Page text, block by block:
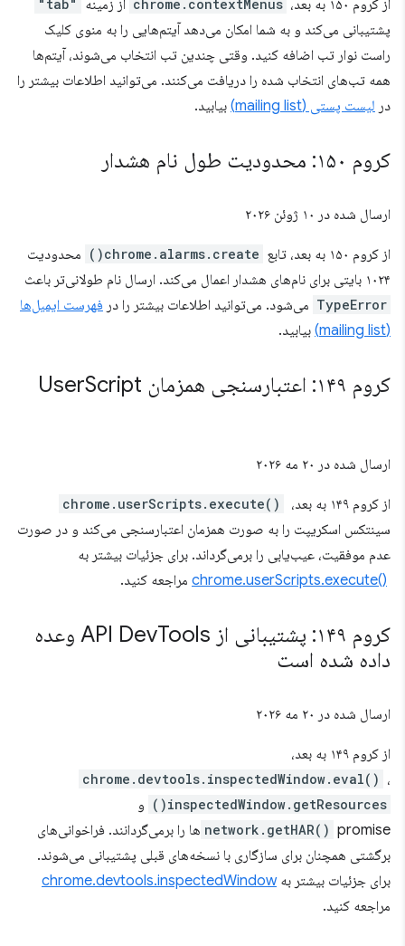
از کروم ۱۵۰ به بعد، chrome.contextMenus از زمینه "tab"
پشتیبانی می‌کند و به شما امکان می‌دهد آیتم‌هایی را به منوی کلیک
راست نوار تب اضافه کنید. وقتی چندین تب انتخاب می‌شوند، آیتم‌ها
همه تب‌های انتخاب شده را دریافت می‌کنند. می‌توانید اطلاعات بیشتر را
در لیست پستی (mailing list) بیابید.
کروم ۱۵۰: محدودیت طول نام هشدار
ارسال شده در۱۰ ژوئن ۲۰۲۶
از کروم ۱۵۰ به بعد، تابع chrome.alarms.create()
محدودیت
۱۰۲۴ بایتی برای نام‌های هشدار اعمال می‌کند. ارسال نام طولانی‌تر باعث
TypeError می‌شود. می‌توانید اطلاعات بیشتر را در فهرست ایمیل‌ها
بیابید.
کروم ۱۴۹: اعتبارسنجی همزمان User Script
ارسال شده در۲۰ مه ۲۰۲۶
از کروم ۱۴۹ به بعد، chrome.userScripts.execute()
سینتکس اسکریپت را به صورت همزمان اعتبارسنجی می‌کند و در صورت
عدم موفقیت، عیب‌یابی را برمی‌گرداند. برای جزئیات بیشتر به
chrome.userScripts.execute()
کروم ۱۴۹: پشتیبانی از API Dev
Tools وعده
داده شده است
ارسال شده در۲۰ مه ۲۰۲۶
از کروم ۱۴۹ به بعد،
chrome.devtools.inspectedWindow.eval() ،
inspectedWindow.getResources() و
network.getHAR() promiseها را برمی‌گردانند. فراخوانی‌های
برگشتی همچنان برای سازگاری با نسخه‌های قبلی پشتیبانی می‌شوند.
برای جزئیات بیشتر به chrome.devtools.inspectedWindow
مراجعه کنید.